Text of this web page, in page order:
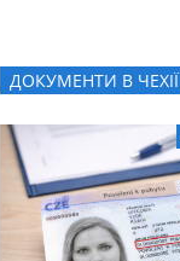
ДОКУМЕНТИ В ЧЕХІЇ